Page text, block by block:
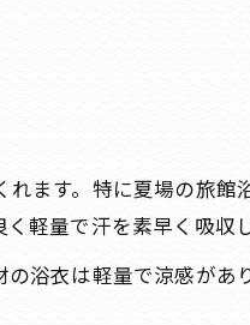
ます。特に夏場の旅館
軽量で汗を素早く吸収
浴衣は軽量で涼感があ